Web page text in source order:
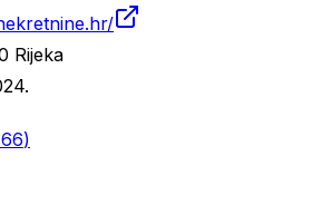
Rijeka
)